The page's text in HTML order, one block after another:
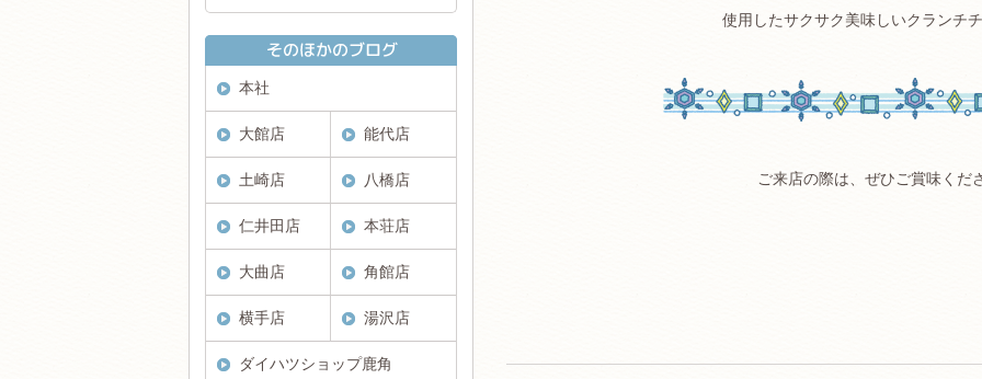
使用したサクサク美味しいクランチ
ご来店の際は、ぜひご賞味くだ
本社
大館店 能代店
土崎店 八橋店
仁井田店 本荘店
大曲店 角館店
横手店 湯沢店
ダイハツショップ鹿角